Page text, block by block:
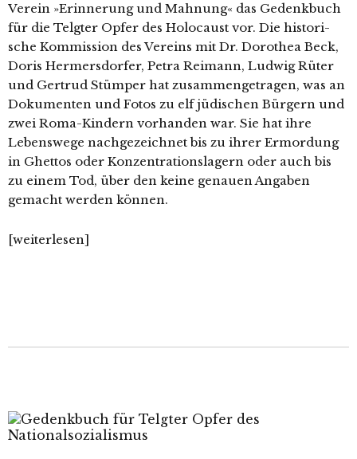
Verein »Erinnerung und Mahnung« das Gedenkbuch
für die Telgter Opfer des Holocaust vor. Die his­to­ri­
sche Kommission des Vereins mit Dr. Dorothea Beck,
Doris Hermersdorfer, Petra Reimann, Ludwig Rüter
und Gertrud Stümper hat zusam­men­ge­tra­gen, was an
Dokumenten und Fotos zu elf jüdi­schen Bürgern und
zwei Roma-Kindern vor­han­den war. Sie hat ihre
Lebenswege nach­ge­zeich­net bis zu ihrer Ermordung
in Ghettos oder Konzentrationslagern oder auch bis
zu einem Tod, über den kei­ne genau­en Angaben
gemacht wer­den können.
[wei­ter­le­sen]